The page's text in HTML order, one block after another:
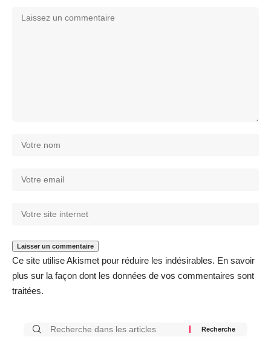
Ce site utilise Akismet pour réduire les indésirables. En savoir
plus sur la façon dont les données de vos commentaires sont
traitées.